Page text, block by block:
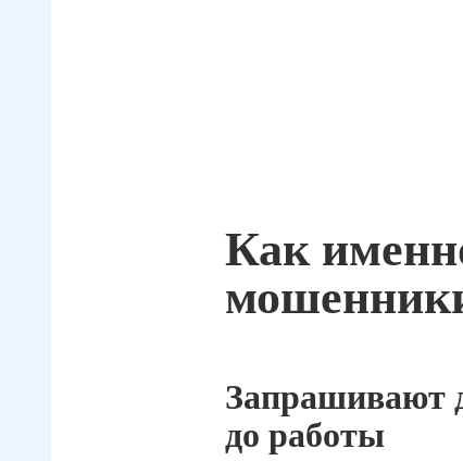
Как
Запрашивают
до работы